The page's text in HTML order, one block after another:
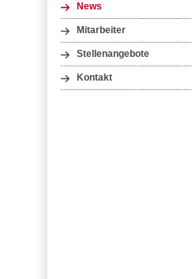
News
Mitarbeiter
Stellenangebote
Kontakt